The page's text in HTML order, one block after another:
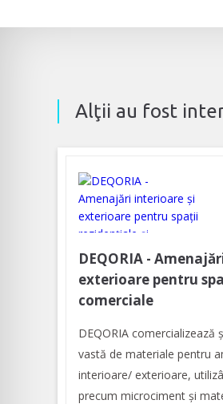
Alţii au fost
DEQORIA -
exterioare pentru
comerciale
DEQORIA comercializează
vastă de materiale pentru
interioare/ exterioare,
precum microciment şi